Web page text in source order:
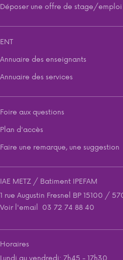
Déposer une offre de stage/emploi
ENT
Annuaire des enseignants
Annuaire des services
Foire aux questions
Plan d'accès
Faire une remarque, une suggestion
IAE METZ / Batiment IPEFAM
1 rue Augustin Fresnel BP 15100 /
Voir l'email 03 72 74 88 40
Horaires
Lundi au vendredi: 7h45 - 17h30